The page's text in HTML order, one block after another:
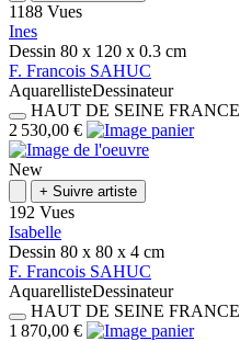
1188 Vues
Ines
Dessin 80 x 120 x 0.3 cm
F. Francois SAHUC
AquarellisteDessinateur
HAUT DE SEINE FRANCE
2 530,00 €
New
+ Suivre artiste
192 Vues
Isabelle
Dessin 80 x 80 x 4 cm
F. Francois SAHUC
AquarellisteDessinateur
HAUT DE SEINE FRANCE
1 870,00 €